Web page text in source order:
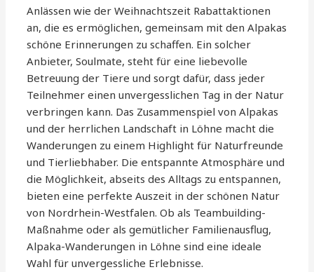
Anlässen wie der Weihnachtszeit Rabattaktionen
an, die es ermöglichen, gemeinsam mit den Alpakas
schöne Erinnerungen zu schaffen. Ein solcher
Anbieter, Soulmate, steht für eine liebevolle
Betreuung der Tiere und sorgt dafür, dass jeder
Teilnehmer einen unvergesslichen Tag in der Natur
verbringen kann. Das Zusammenspiel von Alpakas
und der herrlichen Landschaft in Löhne macht die
Wanderungen zu einem Highlight für Naturfreunde
und Tierliebhaber. Die entspannte Atmosphäre und
die Möglichkeit, abseits des Alltags zu entspannen,
bieten eine perfekte Auszeit in der schönen Natur
von Nordrhein-Westfalen. Ob als Teambuilding-
Maßnahme oder als gemütlicher Familienausflug,
Alpaka-Wanderungen in Löhne sind eine ideale
Wahl für unvergessliche Erlebnisse.